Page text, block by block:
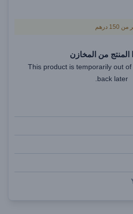
درهم
المنتج من المخازن
This product is temporarily out
back later.